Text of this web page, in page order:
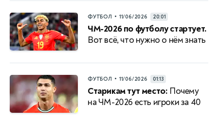
ФУТБОЛ • 11/06/2026 20:01
ЧМ-2026 по футболу стартует.
Вот всё, что нужно о нём знать
ФУТБОЛ • 11/06/2026 01:13
Старикам тут место: Почему
на ЧМ-2026 есть игроки за 40